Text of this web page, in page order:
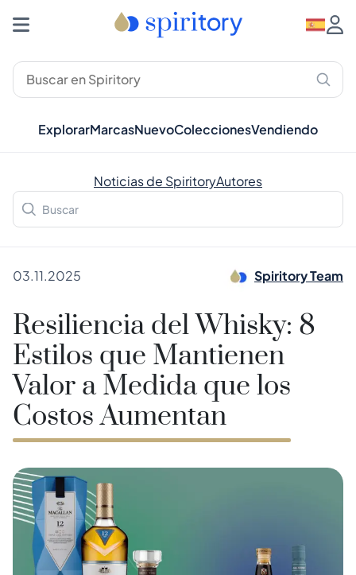
ExplorarMarcasNuevoColeccionesVendiendo
Noticias de SpiritoryAutores
03.11.2025 Spiritory Team
Resiliencia del Whisky: 8
Estilos que Mantienen
Valor a Medida que los
Costos Aumentan